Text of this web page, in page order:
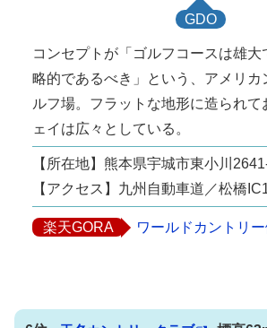
GDO
コンセプトが「ゴルフコースは雄大
略的であるべき」という、アメリカ
ルフ場。フラットな地形に造られて
ェイは広々としている。
【所在地】熊本県宇城市東小川
【アクセス】九州自動車道／松橋
楽天GORA ワールドカントリ